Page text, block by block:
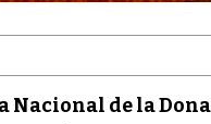
Nacional de la